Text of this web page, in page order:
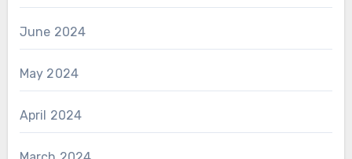
June 2024
May 2024
April 2024